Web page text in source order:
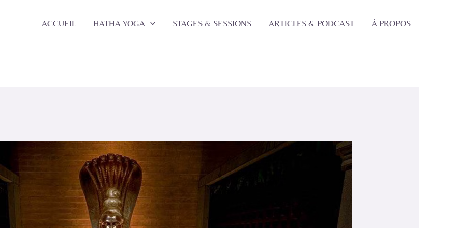
ACCUEIL HATHA YOGA STAGES & SESSIONS ARTICLES & PODCAST À PROPOS